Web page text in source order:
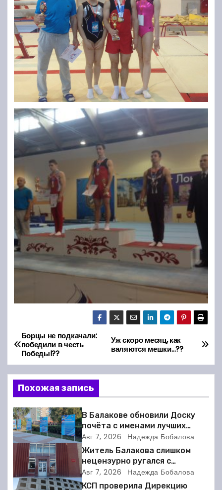
Н
а
в
и
г
а
ц
Уж скоро месяц, как
валяются мешки…??
Борцы не подкачали:
победили в честь
Победы!??
Похожая запись
В Балакове обновили Доску
почёта с именами лучших
спортсменов. Фото
Авг 7, 2026 Надежда Бобалова
Житель Балакова слишком
нецензурно ругался с
соседкой и получил двое суток
ареста
Авг 7, 2026 Надежда Бобалова
КСП проверила Дирекцию